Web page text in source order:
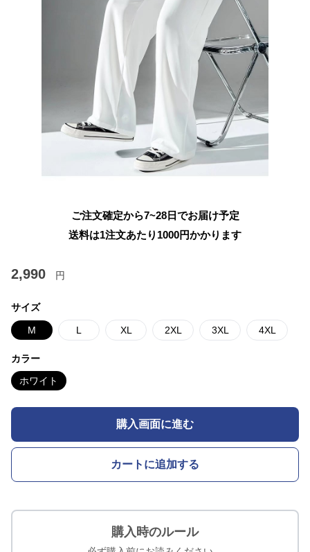
ご注文確定から7~28日でお届け予定
送料は1注文あたり 1000円かかります
2,990 円
サイズ
M L XL 2XL 3XL 4XL
カラー
ホワイト
購入画面に進む
カートに追加する
購入時のルール